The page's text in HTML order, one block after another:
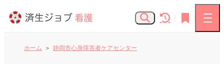
ホーム 静岡市心身障害者ケアセンター